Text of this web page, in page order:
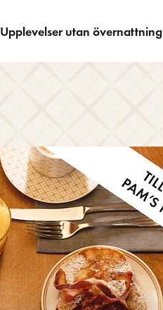
Upplevelser utan övernattning